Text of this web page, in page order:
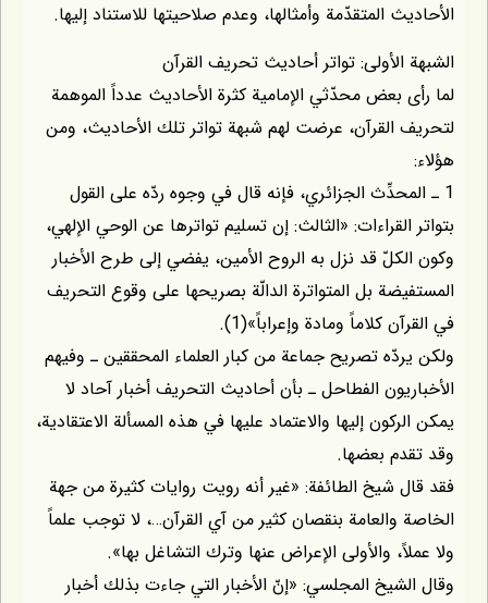
الأحاديث المتقدّمة وأمثالها، وعدم صلاحيتها للاستناد إليها.
الشبهة الأولى: تواتر أحاديث تحريف القرآن
لما رأى بعض محدّثي الإمامية كثرة الأحاديث عدداً الموهمة
لتحريف القرآن، عرضت لهم شبهة تواتر تلك الأحاديث، ومن
هؤلاء:
1 ـ المحدِّث الجزائري، فإنه قال في وجوه ردّه على القول
بتواتر القراءات: «الثالث: إن تسليم تواترها عن الوحي الإلهي،
وكون الكلّ قد نزل به الروح الأمين، يفضي إلى طرح الأخبار
المستفيضة بل المتواترة الدالّة بصريحها على وقوع التحريف
في القرآن كلاماً ومادة وإعراباً»(1).
ولكن يردّه تصريح جماعة من كبار العلماء المحققين ـ وفيهم
الأخباريون الفطاحل ـ بأن أحاديث التحريف أخبار آحاد لا
يمكن الركون إليها والاعتماد عليها في هذه المسألة الاعتقادية،
وقد تقدم بعضها.
فقد قال شيخ الطائفة: «غير أنه رويت روايات كثيرة من جهة
الخاصة والعامة بنقصان كثير من آي القرآن…، لا توجب علماً
ولا عملاً، والأولى الإعراض عنها وترك التشاغل بها».
وقال الشيخ المجلسي: «إنّ الأخبار التي جاءت بذلك أخبار